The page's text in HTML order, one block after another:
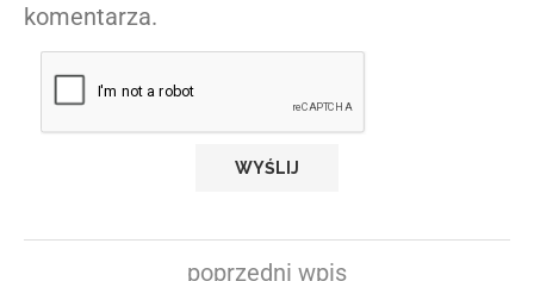
komentarza.
poprzedni wpis